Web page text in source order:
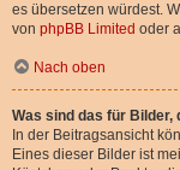
es übersetzen würdest.
von phpBB Limited oder
Nach oben
Was sind das für Bilder,
In der Beitragsansicht
Eines dieser Bilder ist